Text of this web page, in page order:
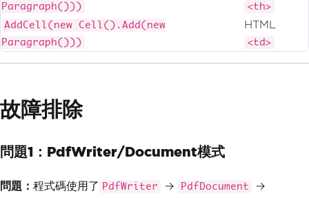
Paragraph()))
<th>
AddCell(new Cell().Add(new
Paragraph()))
HTML
<td>
故障排除
問題1：PdfWriter/Document模式
問題： 程式碼使用了 PdfWriter → PdfDocument →